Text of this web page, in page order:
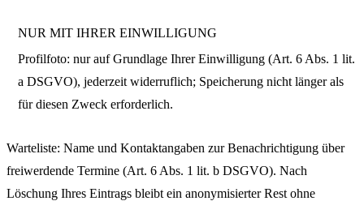
NUR MIT IHRER EINWILLIGUNG
Profilfoto: nur auf Grundlage Ihrer Einwilligung (Art. 6 Abs. 1 lit.
a DSGVO), jederzeit widerruflich; Speicherung nicht länger als
für diesen Zweck erforderlich.
Warteliste: Name und Kontaktangaben zur Benachrichtigung über
freiwerdende Termine (Art. 6 Abs. 1 lit. b DSGVO). Nach
Löschung Ihres Eintrags bleibt ein anonymisierter Rest ohne